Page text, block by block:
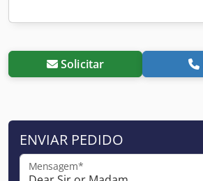
Solicitar
ENVIAR PEDIDO
Mensagem*